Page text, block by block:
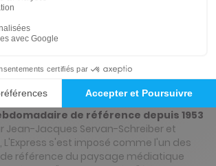
du magazine L'Express
L'Express : Présentation du
de référence depuis 1953
Jean-Jacques Servan-Schreiber et
L'Express s'est imposé comme l'un des
référence du paysage médiatique